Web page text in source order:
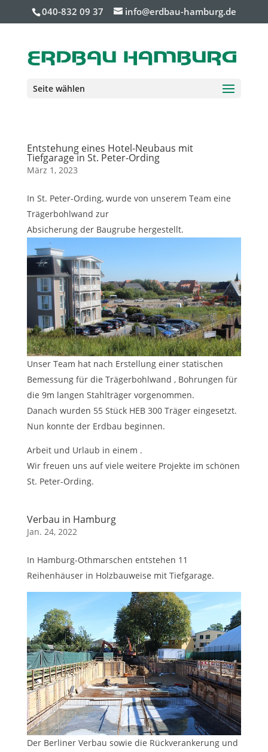
040-832 09 37 info@erdbau-hamburg.de
Seite wählen
Entstehung eines Hotel-Neubaus mit
Tiefgarage in St. Peter-Ording
März 1, 2023
In St. Peter-Ording, wurde von unserem Team eine
Trägerbohlwand zur
Absicherung der Baugrube hergestellt.
Unser Team hat nach Erstellung einer statischen
Bemessung für die Trägerbohlwand , Bohrungen für
die 9m langen Stahlträger vorgenommen.
Danach wurden 55 Stück HEB 300 Träger eingesetzt.
Nun konnte der Erdbau beginnen.
Arbeit und Urlaub in einem .
Wir freuen uns auf viele weitere Projekte im schönen
St. Peter-Ording.
Verbau in Hamburg
Jan. 24, 2022
In Hamburg-Othmarschen entstehen 11
Reihenhäuser in Holzbauweise mit Tiefgarage.
Der Berliner Verbau sowie die Rückverankerung und